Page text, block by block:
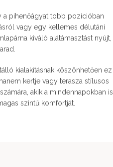
a pihenőágyat több pozícióban
vagy egy kellemes délutáni
kiváló alátámasztást nyújt,
kialakításnak köszönhetően ez
kertje vagy terasza stílusos
akik a mindennapokban is
szintű komfortját.